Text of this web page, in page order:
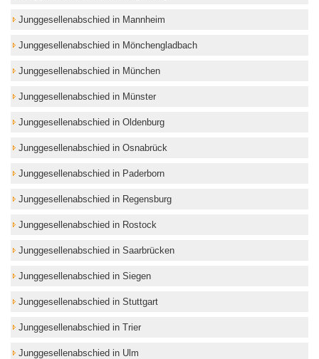
Junggesellenabschied in Mannheim
Junggesellenabschied in Mönchengladbach
Junggesellenabschied in München
Junggesellenabschied in Münster
Junggesellenabschied in Oldenburg
Junggesellenabschied in Osnabrück
Junggesellenabschied in Paderborn
Junggesellenabschied in Regensburg
Junggesellenabschied in Rostock
Junggesellenabschied in Saarbrücken
Junggesellenabschied in Siegen
Junggesellenabschied in Stuttgart
Junggesellenabschied in Trier
Junggesellenabschied in Ulm